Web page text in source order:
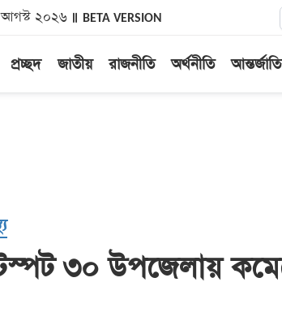
আগস্ট ২০২৬ BETA VERSION
প্রচ্ছদ জাতীয় রাজনীতি অর্থনীতি
৩০ উপজেলায়